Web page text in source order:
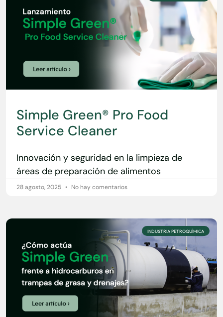
Simple Green® Pro Food
Service Cleaner
Innovación y seguridad en la limpieza de
áreas de preparación de alimentos
28 agosto, 2025 No hay comentarios
INDUSTRIA PETROQUÍMICA